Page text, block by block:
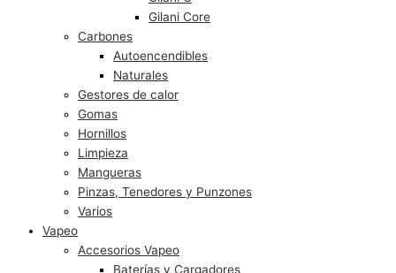
Gilani Core
Carbones
Autoencendibles
Naturales
Gestores de calor
Gomas
Hornillos
Limpieza
Mangueras
Pinzas, Tenedores y Punzones
Varios
Vapeo
Accesorios Vapeo
Baterías y Cargadores